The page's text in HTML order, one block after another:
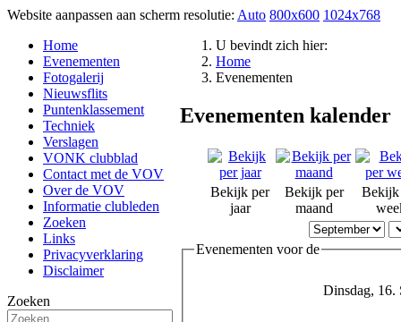
Website aanpassen aan scherm resolutie: Auto 800x600 1024x768
Home
Evenementen
Fotogalerij
Nieuwsflits
Puntenklassement
Techniek
Verslagen
VONK clubblad
Contact met de VOV
Over de VOV
Informatie clubleden
Zoeken
Links
Privacyverklaring
Disclaimer
Zoeken
U bevindt zich hier:
Home
Evenementen
Evenementen kalender
Bekijk per
jaar
Bekijk per
maand
Bekijk
Evenementen voor de
Dinsdag, 16.